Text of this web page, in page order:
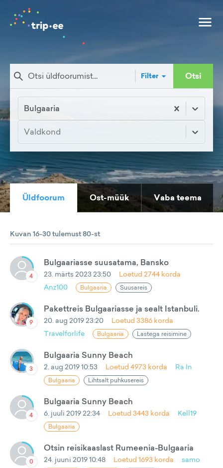
Filter Otsi
Bulgaaria
Valdkond
Üldfoorum Ost-müük Vaba teema
Kuvan 16-30 tulemust 80-st
4
Bulgaariasse suusatama, Bansko
23. märts 2023 23:50 Loetud 2744 korda
Anz100
Bulgaaria Suusareis
9
Pakettreis Bulgaariasse ja sealt Istanbuli.
20. aug 2019 23:20 Loetud 3386 korda
Travelforlife
Bulgaaria Lastega reisimine
3
Bulgaaria Sunny Beach
2. aug 2019 10:53 Loetud 4973 korda Ra In
Bulgaaria Lihtsalt puhkusereis
4
Bulgaaria Sunny Beach
6. juuli 2019 22:34 Loetud 3443 korda Kell19
Bulgaaria
0
Otsin reisikaaslast Rumeenia-Bulgaaria
24. juuni 2019 10:48 Loetud 1693 korda samo